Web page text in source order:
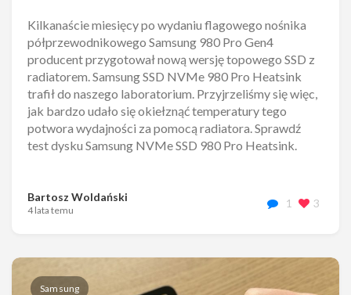
Kilkanaście miesięcy po wydaniu flagowego nośnika
półprzewodnikowego Samsung 980 Pro Gen4
producent przygotował nową wersję topowego SSD z
radiatorem. Samsung SSD NVMe 980 Pro Heatsink
trafił do naszego laboratorium. Przyjrzeliśmy się więc,
jak bardzo udało się okiełznąć temperatury tego
potwora wydajności za pomocą radiatora. Sprawdź
test dysku Samsung NVMe SSD 980 Pro Heatsink.
Bartosz Woldański
4 lata temu
1 3
Samsung